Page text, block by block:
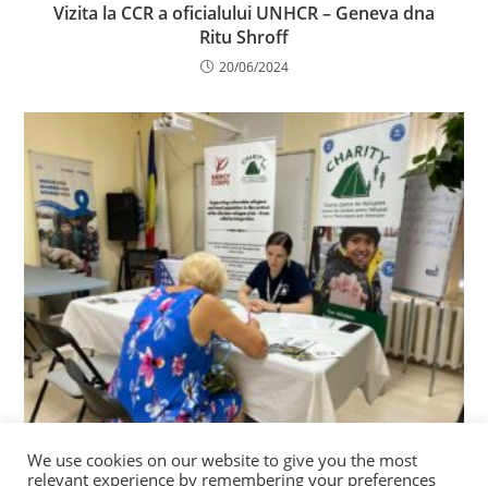
Vizita la CCR a oficialului UNHCR – Geneva dna
Ritu Shroff
20/06/2024
Doar prin bunătate putem schimba lumea spre
We use cookies on our website to give you the most
relevant experience by remembering your preferences